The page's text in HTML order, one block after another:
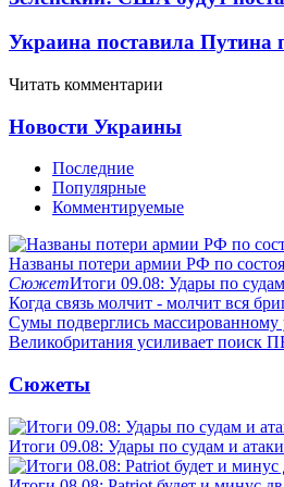
Украина поставила
Читать комментарии
Новости Украины
Последние
Популярные
Комментируемые
Названы потери армии РФ по
СюжетИтоги 09.08: Удары по
Когда связь молчит - молчит вся
Сумы подверглись
Великобритания усиливает поиск
Сюжеты
Итоги 09.08: Удары по судам и